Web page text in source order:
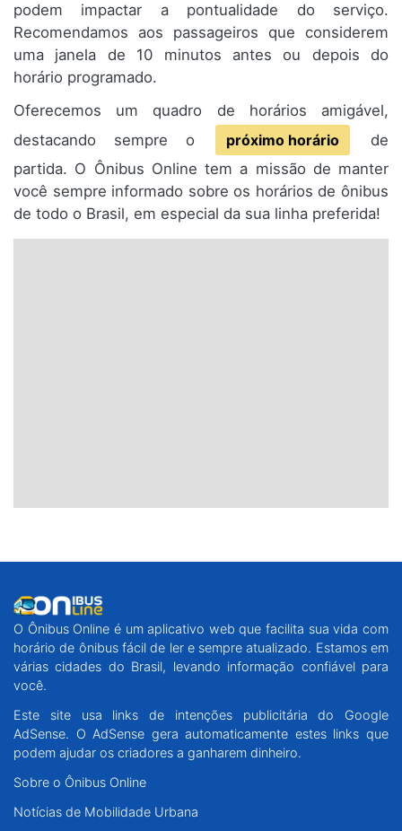
podem impactar a pontualidade do serviço.
Recomendamos aos passageiros que considerem
uma janela de 10 minutos antes ou depois do
horário programado.
Oferecemos um quadro de horários amigável,
destacando sempre o
próximo horário
de
partida. O Ônibus Online tem a missão de manter
você sempre informado sobre os horários de ônibus
de todo o Brasil, em especial da sua linha preferida!
O Ônibus Online é um aplicativo web que facilita sua vida com
horário de ônibus fácil de ler e sempre atualizado. Estamos em
várias cidades do Brasil, levando informação confiável para
você.
Este site usa links de intenções publicitária do Google
AdSense. O AdSense gera automaticamente estes links que
podem ajudar os criadores a ganharem dinheiro.
Sobre o Ônibus Online
Notícias de Mobilidade Urbana